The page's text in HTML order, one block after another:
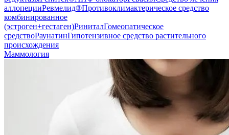
аллопецииРевмелид®Противоклимактерическое средство
комбинированное
(эстроген+гестаген)РиниталГомеопатическое
средствоРаунатинГипотензивное средство растительного
происхождения
Маммология